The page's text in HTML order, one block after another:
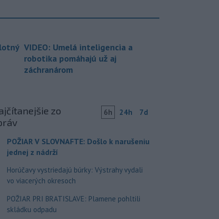
VIDEO: Umelá inteligencia a
robotika pomáhajú už aj
záchranárom
zo
6h 24h 7d
POŽIAR V SLOVNAFTE: Došlo k narušeniu
jednej z nádrží
Horúčavy vystriedajú búrky: Výstrahy vydali
vo viacerých okresoch
POŽIAR PRI BRATISLAVE: Plamene pohltili
skládku odpadu